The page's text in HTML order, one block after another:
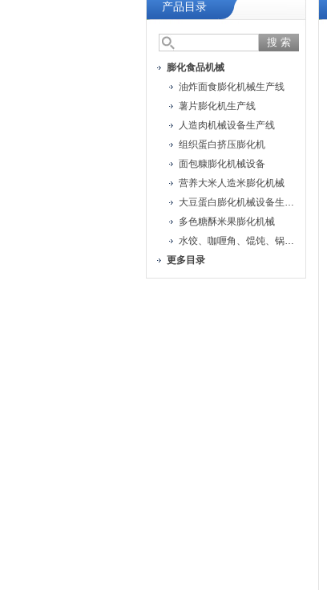
产品目录
膨化食品机械
油炸面食膨化机械生产线
薯片膨化机生产线
人造肉机械设备生产线
组织蛋白挤压膨化机
面包糠膨化机械设备
营养大米人造米膨化机械
大豆蛋白膨化机械设备生产线
多色糖酥米果膨化机械
水饺、咖喱角、馄饨、锅贴机
更多目录